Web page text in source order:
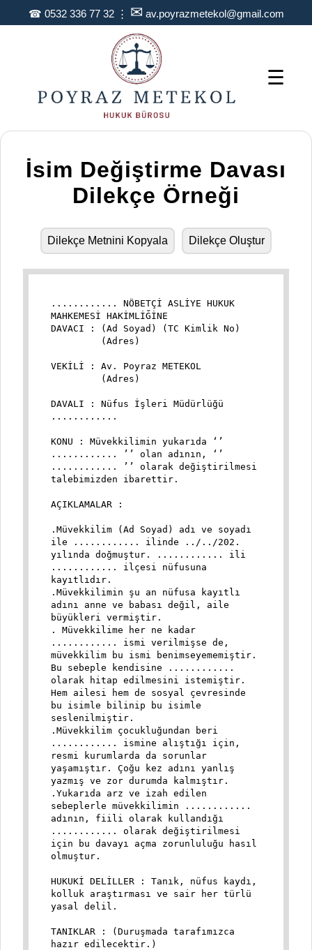
☎ 0532 336 77 32⋮ ✉ av.poyrazmetekol@gmail.com
☰
İsim Değiştirme Davası
Dilekçe Örneği
Dilekçe Metnini Kopyala Dilekçe Oluştur
............ NÖBETÇİ ASLİYE HUKUK
MAHKEMESİ HAKİMLİĞİNE
DAVACI : (Ad Soyad) (TC Kimlik No)
(Adres)
VEKİLİ : Av. Poyraz METEKOL
(Adres)
DAVALI : Nüfus İşleri Müdürlüğü
............
KONU : Müvekkilimin yukarıda ‘’
............ ’’ olan adının, ‘’
............ ’’ olarak değiştirilmesi
talebimizden ibarettir.
AÇIKLAMALAR :
.Müvekkilim (Ad Soyad) adı ve soyadı
ile ............ ilinde ../../202.
yılında doğmuştur. ............ ili
............ ilçesi nüfusuna
kayıtlıdır.
.Müvekkilimin şu an nüfusa kayıtlı
adını anne ve babası değil, aile
büyükleri vermiştir.
. Müvekkilime her ne kadar
............ ismi verilmişse de,
müvekkilim bu ismi benimseyememiştir.
Bu sebeple kendisine ............
olarak hitap edilmesini istemiştir.
Hem ailesi hem de sosyal çevresinde
bu isimle bilinip bu isimle
seslenilmiştir.
.Müvekkilim çocukluğundan beri
............ ismine alıştığı için,
resmi kurumlarda da sorunlar
yaşamıştır. Çoğu kez adını yanlış
yazmış ve zor durumda kalmıştır.
.Yukarıda arz ve izah edilen
sebeplerle müvekkilimin ............
adının, fiili olarak kullandığı
............ olarak değiştirilmesi
için bu davayı açma zorunluluğu hasıl
olmuştur.
HUKUKİ DELİLLER : Tanık, nüfus kaydı,
kolluk araştırması ve sair her türlü
yasal delil.
TANIKLAR : (Duruşmada tarafımızca
hazır edilecektir.)